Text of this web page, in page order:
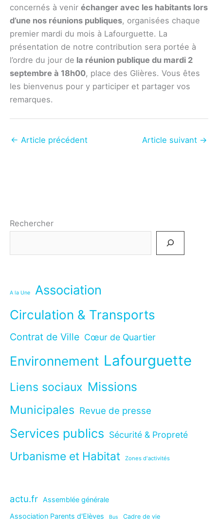
concernés à venir échanger avec les habitants lors
d’une nos réunions publiques, organisées chaque
premier mardi du mois à Lafourguette. La
présentation de notre contribution sera portée à
l’ordre du jour de la réunion publique du mardi 2
septembre à 18h00, place des Glières. Vous êtes
les bienvenus pour y participer et partager vos
remarques.
← Article précédent Article suivant →
Rechercher
A la Une
Association
Circulation & Transports
Contrat de Ville Cœur de Quartier
Environnement Lafourguette
Liens sociaux Missions
Municipales Revue de presse
Services publics Sécurité & Propreté
Urbanisme et Habitat Zones d'activités
actu.fr Assemblée générale
Association Parents d'Elèves
Bus Cadre de vie